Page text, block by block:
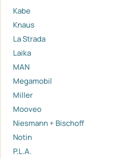
Kabe
Knaus
La Strada
Laika
MAN
Megamobil
Miller
Mooveo
Niesmann + Bischoff
Notin
P.L.A.